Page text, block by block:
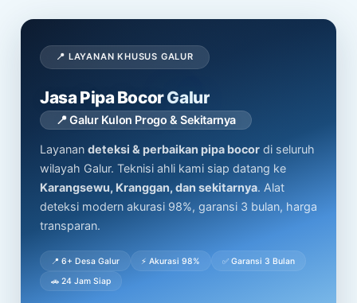
📍 LAYANAN KHUSUS GALUR
Jasa Pipa BocorGalur
📍 Galur Kulon Progo & Sekitarnya
Layanan deteksi & perbaikan pipa bocor di seluruh
wilayah Galur. Teknisi ahli kami siap datang ke
Karangsewu, Kranggan, dan sekitarnya. Alat
deteksi modern akurasi 98%, garansi 3 bulan, harga
transparan.
📍 6+ Desa Galur ⚡ Akurasi 98%
✅ Garansi 3 Bulan
🚗 24 Jam Siap